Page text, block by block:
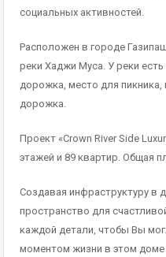
социальных активностей.
Расположен в городе
реки Хаджи Муса. У реки
дорожка, место для пикника,
дорожка.
Проект «Crown River Side
этажей и 89 квартир. Общая
Создавая инфраструктуру в
пространство для
каждой детали, чтобы Вы
моментом жизни в этом доме